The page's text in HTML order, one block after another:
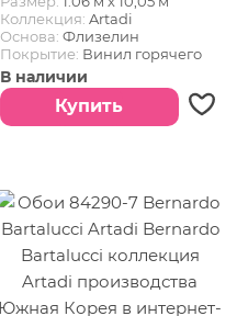
Коллекция: Artadi
Основа: Флизелин
Покрытие: Винил горячего
тиснения
Страна:Южная Корея
В наличии
Купить